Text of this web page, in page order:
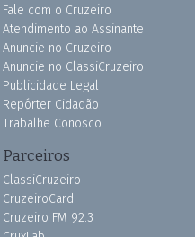
Fale com o Cruzeiro
Atendimento ao Assinante
Anuncie no Cruzeiro
Anuncie no ClassiCruzeiro
Publicidade Legal
Repórter Cidadão
Trabalhe Conosco
Parceiros
ClassiCruzeiro
CruzeiroCard
Cruzeiro FM 92.3